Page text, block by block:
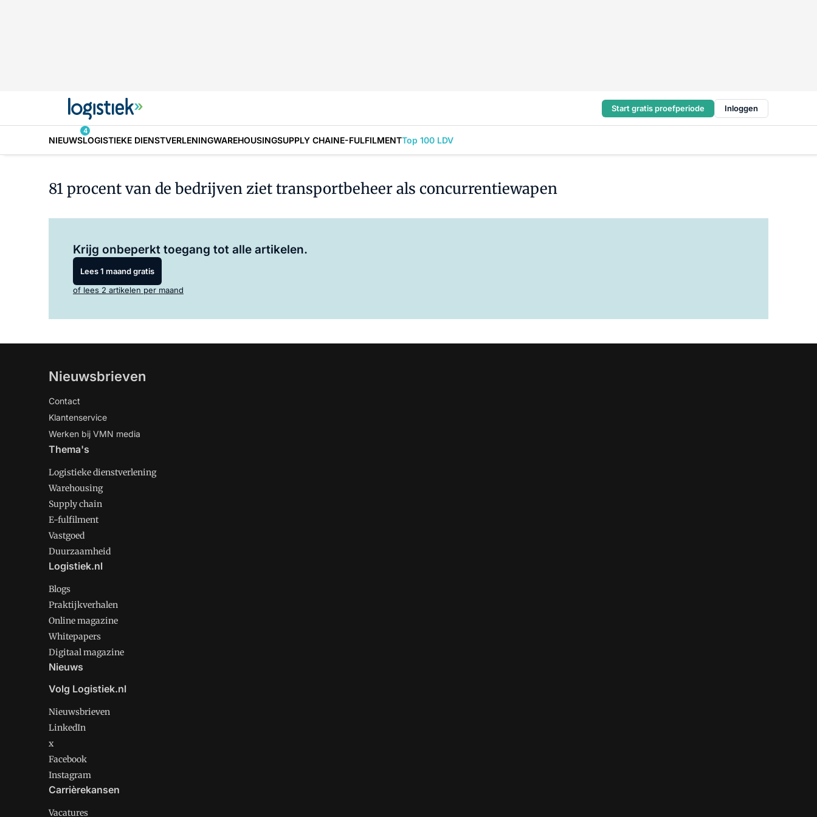
Start gratis proefperiode Inloggen
NIEUWS
4
LOGISTIEKE DIENSTVERLENINGWAREHOUSINGSUPPLY CHAINE-FULFILMENTTop 100 LDV
81 procent van de bedrijven ziet transportbeheer als concurrentiewapen
Krijg onbeperkt toegang tot alle artikelen.
Lees 1 maand gratis
of lees 2 artikelen per maand
Nieuwsbrieven
Contact
Klantenservice
Werken bij VMN media
Thema's
Logistieke dienstverlening
Warehousing
Supply chain
E-fulfilment
Vastgoed
Duurzaamheid
Logistiek.nl
Blogs
Praktijkverhalen
Online magazine
Whitepapers
Digitaal magazine
Nieuws
Volg Logistiek.nl
Nieuwsbrieven
LinkedIn
x
Facebook
Instagram
Carrièrekansen
Vacatures